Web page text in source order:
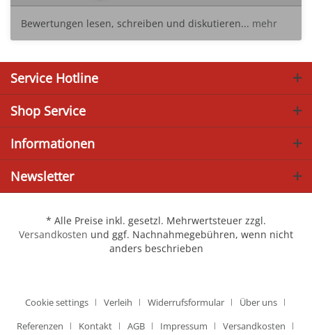
Bewertungen lesen, schreiben und diskutieren... mehr
Service Hotline
Shop Service
Informationen
Newsletter
* Alle Preise inkl. gesetzl. Mehrwertsteuer zzgl.
Versandkosten und ggf. Nachnahmegebühren, wenn nicht
anders beschrieben
Cookie settings Verleih Widerrufsformular
Über uns
Referenzen
Kontakt AGB Impressum
Versandkosten